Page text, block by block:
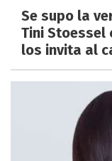
Se supo la
Tini Stoessel
los invita al